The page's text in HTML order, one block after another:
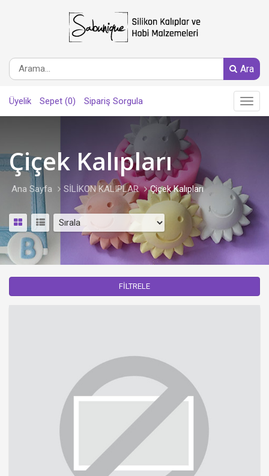
Ara
Üyelik Sepet (0) Sipariş Sorgula
Main
Menu
Çiçek Kalıpları
Ana Sayfa SİLİKON KALIPLAR Çiçek Kalıpları
FİLTRELE